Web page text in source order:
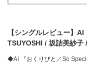
【シングルレビュー】
TSUYOSHI / 坂詰美紗
◆AI 『おくりびと／So